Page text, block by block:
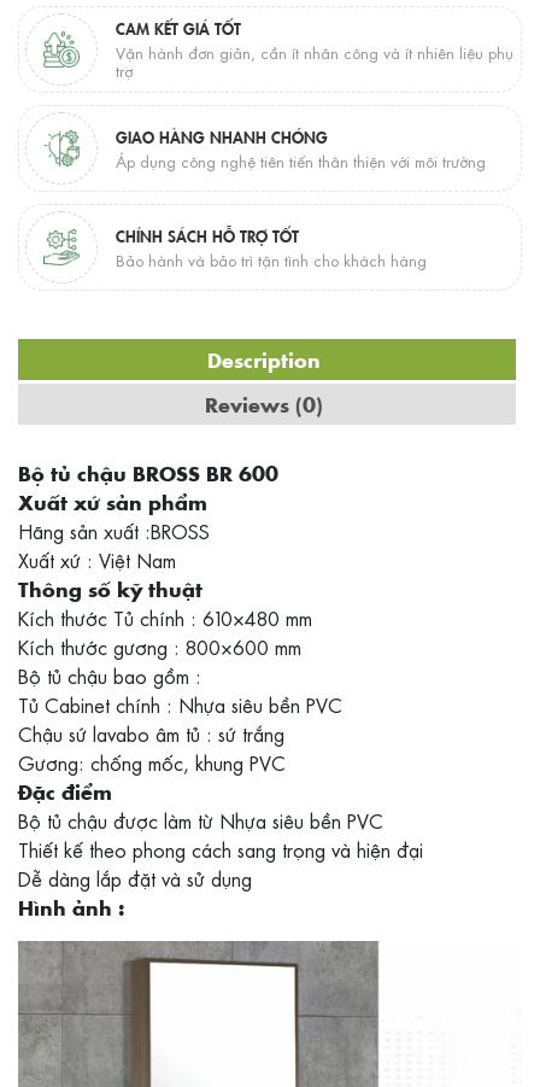
CAM KẾT GIÁ TỐT
Vận hành đơn giản, cần ít nhân công và ít nhiên liệu phụ
trợ
GIAO HÀNG NHANH CHÓNG
Áp dụng công nghệ tiên tiến thân thiện với môi trường
CHÍNH SÁCH HỖ TRỢ TỐT
Bảo hành và bảo trì tận tình cho khách hàng
Description
Reviews (0)
Bộ tủ chậu BROSS BR 600
Xuất xứ sản phẩm
Hãng sản xuất :BROSS
Xuất xứ : Việt Nam
Thông số kỹ thuật
Kích thước Tủ chính : 610×480 mm
Kích thước gương : 800×600 mm
Bộ tủ chậu bao gồm :
Tủ Cabinet chính : Nhựa siêu bền PVC
Chậu sứ lavabo âm tủ : sứ trắng
Gương: chống mốc, khung PVC
Đặc điểm
Bộ tủ chậu được làm từ Nhựa siêu bền PVC
Thiết kế theo phong cách sang trọng và hiện đại
Dễ dàng lắp đặt và sử dụng
Hình ảnh :